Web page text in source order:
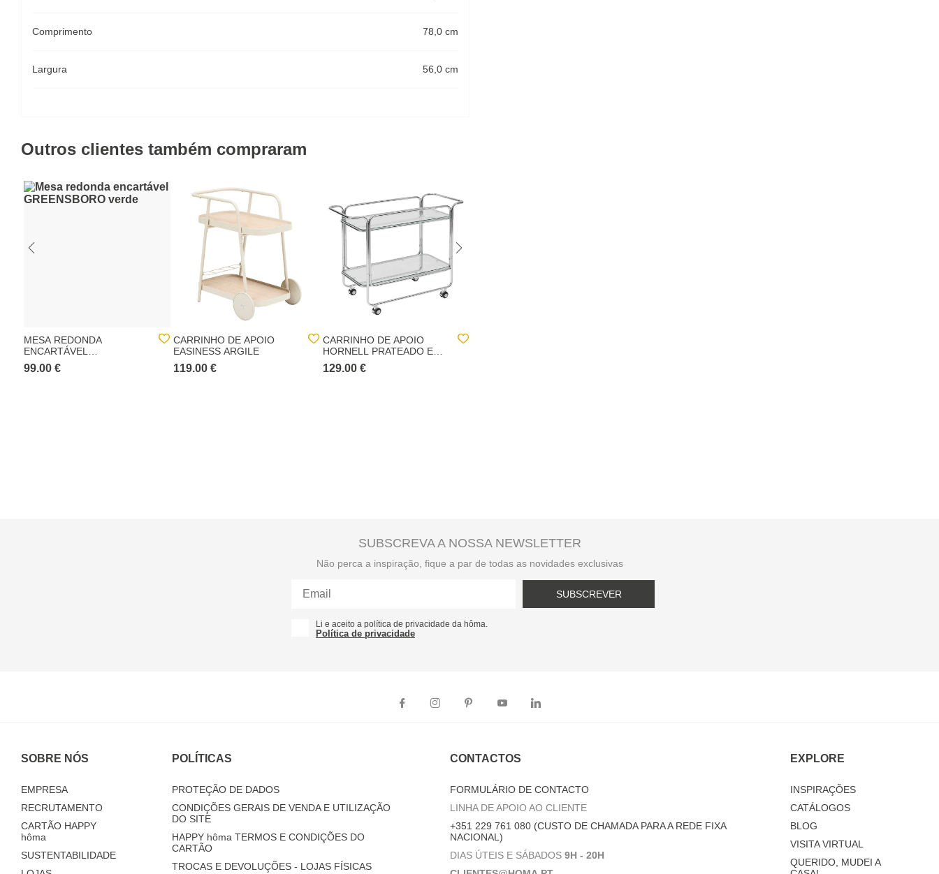
Comprimento 78,0 cm
Largura 56,0 cm
Outros clientes também compraram
MESA REDONDA
ENCARTÁVEL
GREENSBORO VERDE
99.00 €
CARRINHO DE APOIO
EASINESS ARGILE
119.00 €
CARRINHO DE APOIO
HORNELL PRATEADO EM
METAL
129.00 €
SUBSCREVA A NOSSA NEWSLETTER
Não perca a inspiração, fique a par de todas as novidades exclusivas
SUBSCREVER
Li e aceito a política de privacidade da hôma.
Política de privacidade
SOBRE NÓS
EMPRESA
RECRUTAMENTO
CARTÃO HAPPY
hôma
SUSTENTABILIDADE
POLÍTICAS
PROTEÇÃO DE DADOS
CONDIÇÕES GERAIS DE VENDA E UTILIZAÇÃO
DO SITE
HAPPY hôma TERMOS E CONDIÇÕES DO
CARTÃO
TROCAS E DEVOLUÇÕES - LOJAS FÍSICAS
CONTACTOS
FORMULÁRIO DE CONTACTO
LINHA DE APOIO AO CLIENTE
+351 229 761 080 (CUSTO DE CHAMADA PARA A REDE FIXA
NACIONAL)
DIAS ÚTEIS E SÁBADOS 9H - 20H
EXPLORE
INSPIRAÇÕES
CATÁLOGOS
BLOG
VISITA VIRTUAL
QUERIDO, MUDEI A